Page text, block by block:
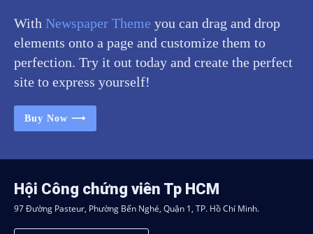
With Newspaper Theme you can drag and drop
elements onto a page and customize them to
perfection. Try it out today and create the perfect
site to express yourself!
Buy Now ⟶
Hội Công chứng viên Tp HCM
97 Đường Pasteur, Phường Bến Nghé, Quận 1, TP. Hồ Chí Minh.